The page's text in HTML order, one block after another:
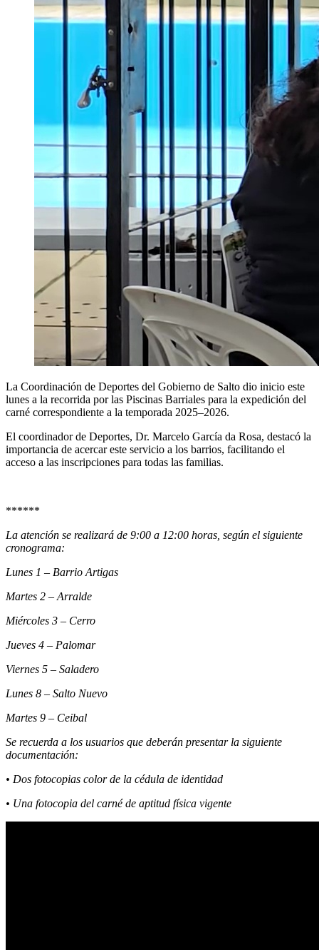
La Coordinación de Deportes del Gobierno de Salto dio inicio este
lunes a la recorrida por las Piscinas Barriales para la expedición del
carné correspondiente a la temporada 2025–2026.
El coordinador de Deportes, Dr. Marcelo García da Rosa, destacó la
importancia de acercar este servicio a los barrios, facilitando el
acceso a las inscripciones para todas las familias.
******
La atención se realizará de 9:00 a 12:00 horas, según el siguiente
cronograma:
Lunes 1 – Barrio Artigas
Martes 2 – Arralde
Miércoles 3 – Cerro
Jueves 4 – Palomar
Viernes 5 – Saladero
Lunes 8 – Salto Nuevo
Martes 9 – Ceibal
Se recuerda a los usuarios que deberán presentar la siguiente
documentación:
• Dos fotocopias color de la cédula de identidad
• Una fotocopia del carné de aptitud física vigente